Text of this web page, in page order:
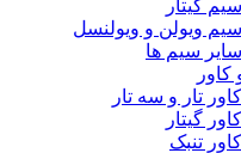
سیم گیتار
سیم ویولن و ویولنسل
سایر سیم ها
کاور تار و سه تار
کاور گیتار
کاور تنبک